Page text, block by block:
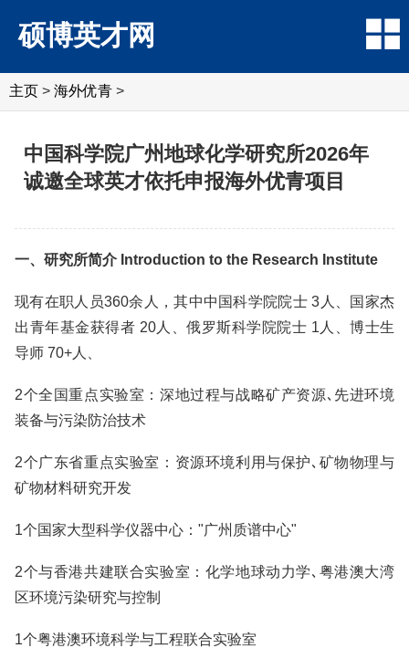
硕博英才网
主页 > 海外优青 >
中国科学院广州地球化学研究所2026年
诚邀全球英才依托申报海外优青项目
一、研究所简介 Introduction to the Research Institute
现有在职人员360余人，其中中国科学院院士 3人、国家杰
出青年基金获得者 20人、俄罗斯科学院院士 1人、博士生
导师 70+人、
2个全国重点实验室：深地过程与战略矿产资源､先进环境
装备与污染防治技术
2个广东省重点实验室：资源环境利用与保护､矿物物理与
矿物材料研究开发
1个国家大型科学仪器中心："广州质谱中心"
2个与香港共建联合实验室：化学地球动力学､粤港澳大湾
区环境污染研究与控制
1个粤港澳环境科学与工程联合实验室